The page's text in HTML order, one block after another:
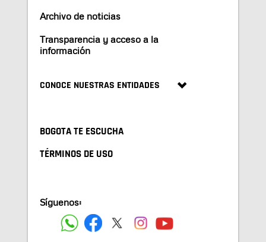
Archivo de noticias
Transparencia y acceso a la
información
CONOCE NUESTRAS ENTIDADES
BOGOTA TE ESCUCHA
TÉRMINOS DE USO
Síguenos: